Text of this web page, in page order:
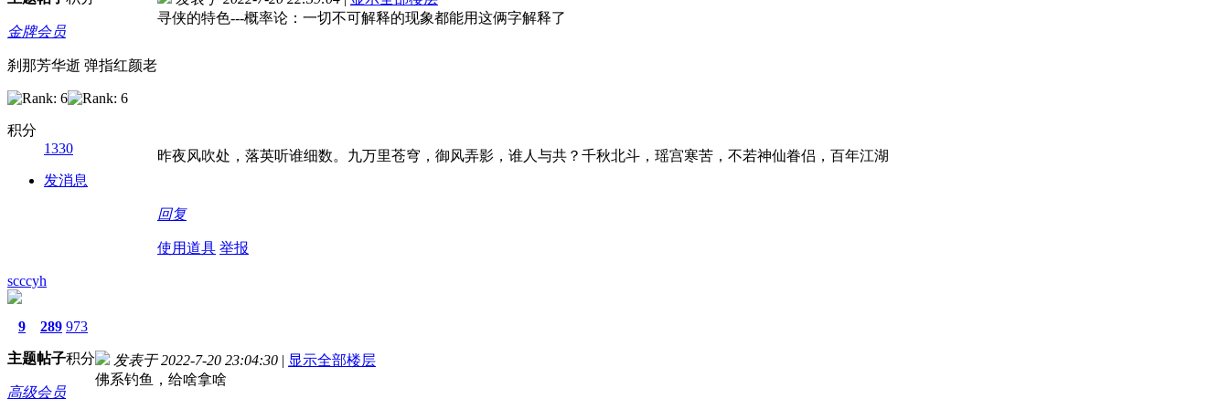
金牌会员
刹那芳华逝 弹指红颜老
积分
1330
发消息
寻侠的特色---概率论：一切不可解释的现象都能用这俩字解释了
昨夜风吹处，落英听谁细数。九万里苍穹，御风弄影，谁人与共？千秋北斗，瑶宫寒苦，不若神仙眷侣，百年江湖
回复
使用道具 举报
scccyh
9
主题
289
帖子
973
积分
高级会员
发表于 2022-7-20 23:04:30 | 显示全部楼层
佛系钓鱼，给啥拿啥